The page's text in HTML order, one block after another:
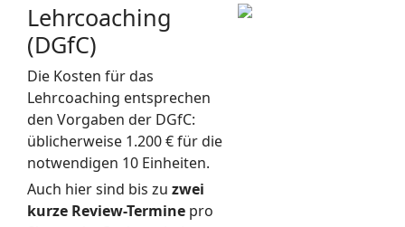
Lehrcoaching
(DGfC)
Die Kosten für das
Lehrcoaching entsprechen
den Vorgaben der DGfC:
üblicherweise 1.200 € für die
notwendigen 10 Einheiten.
Auch hier sind bis zu zwei
kurze Review-Termine pro